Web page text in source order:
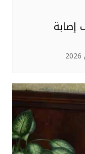
إصابة